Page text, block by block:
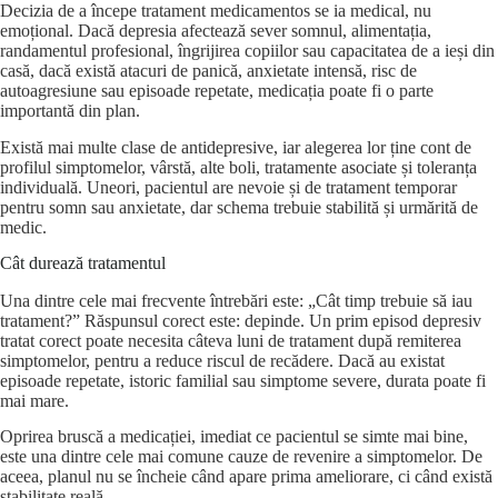
Decizia de a începe tratament medicamentos se ia medical, nu
emoțional. Dacă depresia afectează sever somnul, alimentația,
randamentul profesional, îngrijirea copiilor sau capacitatea de a ieși din
casă, dacă există atacuri de panică, anxietate intensă, risc de
autoagresiune sau episoade repetate, medicația poate fi o parte
importantă din plan.
Există mai multe clase de antidepresive, iar alegerea lor ține cont de
profilul simptomelor, vârstă, alte boli, tratamente asociate și toleranța
individuală. Uneori, pacientul are nevoie și de tratament temporar
pentru somn sau anxietate, dar schema trebuie stabilită și urmărită de
medic.
Cât durează tratamentul
Una dintre cele mai frecvente întrebări este: „Cât timp trebuie să iau
tratament?” Răspunsul corect este: depinde. Un prim episod depresiv
tratat corect poate necesita câteva luni de tratament după remiterea
simptomelor, pentru a reduce riscul de recădere. Dacă au existat
episoade repetate, istoric familial sau simptome severe, durata poate fi
mai mare.
Oprirea bruscă a medicației, imediat ce pacientul se simte mai bine,
este una dintre cele mai comune cauze de revenire a simptomelor. De
aceea, planul nu se încheie când apare prima ameliorare, ci când există